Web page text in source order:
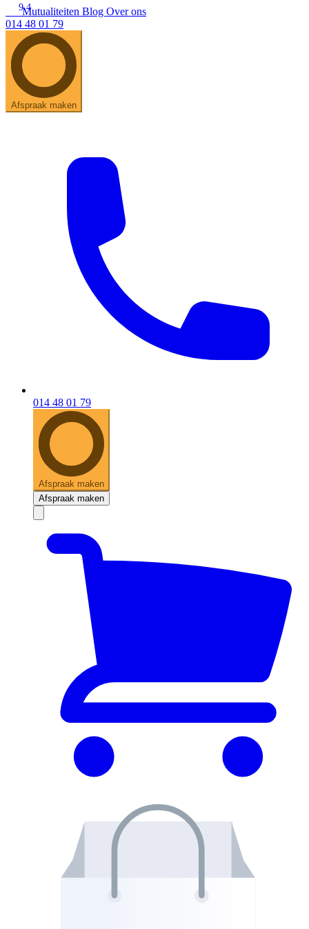
Zoeken
Snel zoeken
Hoorapparaatbatterijen
ReSound Vivia
Oticon IntentSignia Silk
9.4
Mutualiteiten Blog Over ons
014 48 01 79
Afspraak maken
014 48 01 79
Afspraak maken
Afspraak maken